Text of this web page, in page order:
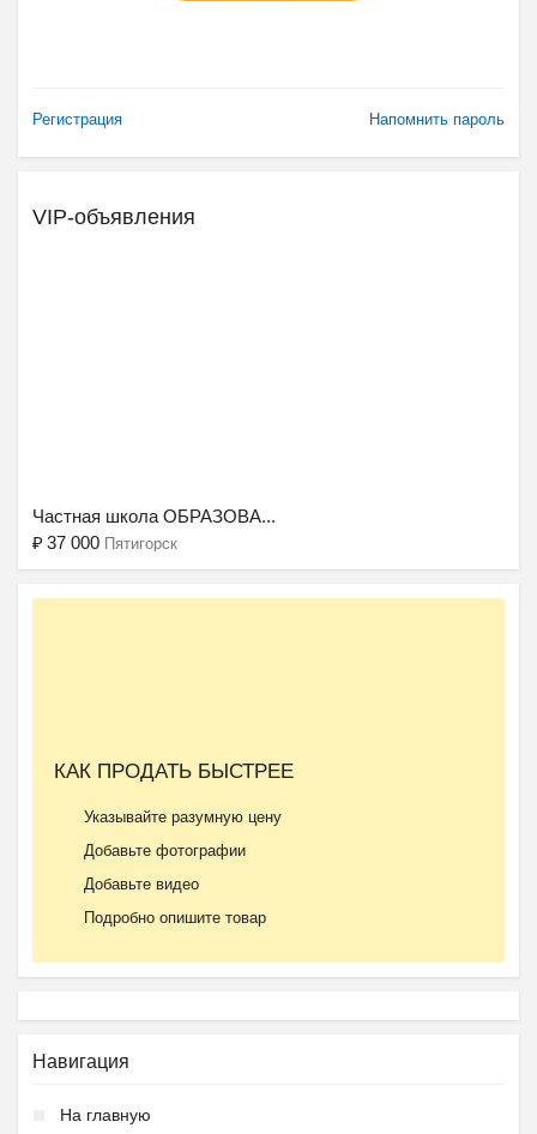
Регистрация Напомнить пароль
VIP-объявления
Частная школа ОБРАЗОВА...
₽ 37 000 Пятигорск
КАК ПРОДАТЬ БЫСТРЕЕ
Указывайте разумную цену
Добавьте фотографии
Добавьте видео
Подробно опишите товар
Навигация
На главную